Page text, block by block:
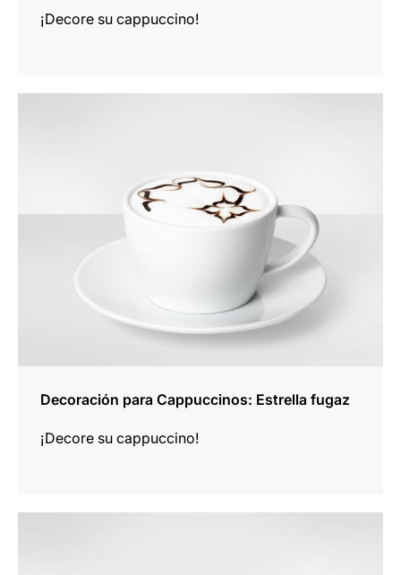
¡Decore su cappuccino!
Decoración para Cappuccinos: Estrella fugaz
¡Decore su cappuccino!